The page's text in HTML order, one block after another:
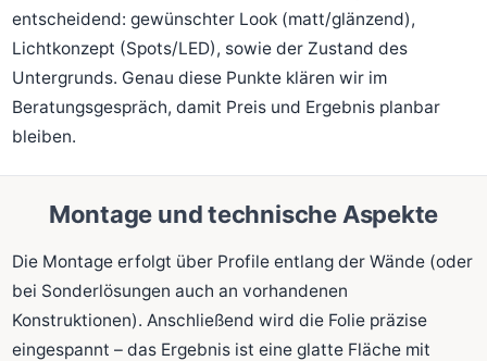
entscheidend: gewünschter Look (matt/glänzend),
Lichtkonzept (Spots/LED), sowie der Zustand des
Untergrunds. Genau diese Punkte klären wir im
Beratungsgespräch, damit Preis und Ergebnis planbar
bleiben.
Montage und technische Aspekte
Die Montage erfolgt über Profile entlang der Wände (oder
bei Sonderlösungen auch an vorhandenen
Konstruktionen). Anschließend wird die Folie präzise
eingespannt – das Ergebnis ist eine glatte Fläche mit